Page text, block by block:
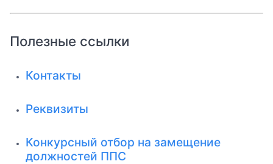
Полезные ссылки
Контакты
Реквизиты
Конкурсный отбор на замещение
должностей ППС